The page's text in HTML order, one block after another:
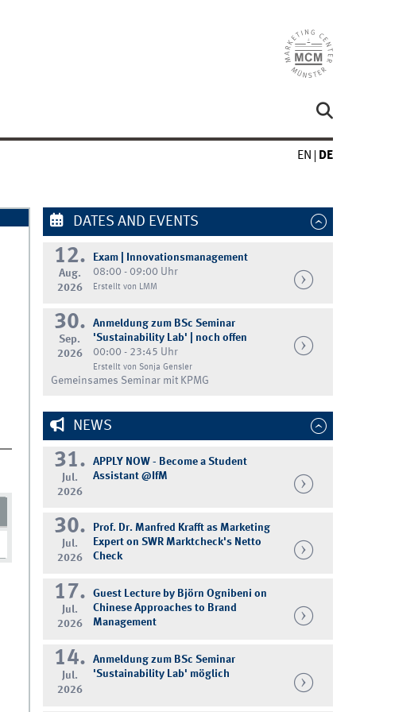
EN DE
DATES AND EVENTS
12.
Aug.
2026
Exam | Innovationsmanagement
08:00 - 09:00 Uhr
Erstellt von LMM
30.
Sep.
2026
Anmeldung zum BSc Seminar
'Sustainability Lab' | noch offen
00:00 - 23:45 Uhr
Erstellt von Sonja Gensler
Gemeinsames Seminar mit KPMG
NEWS
31.
Jul.
2026
APPLY NOW - Become a Student
Assistant @IfM
30.
Jul.
2026
Prof. Dr. Manfred Krafft as Marketing
Expert on SWR Marktcheck's Netto
Check
17.
Jul.
2026
Guest Lecture by Björn Ognibeni on
Chinese Approaches to Brand
Management
14.
Jul.
2026
Anmeldung zum BSc Seminar
'Sustainability Lab' möglich